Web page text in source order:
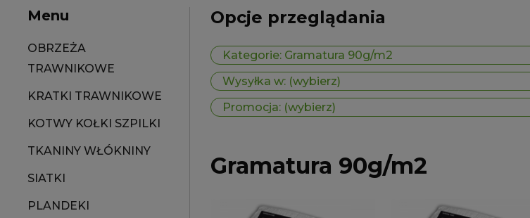
Menu
OBRZEŻA
TRAWNIKOWE
KRATKI TRAWNIKOWE
KOTWY KOŁKI SZPILKI
TKANINY WŁÓKNINY
SIATKI
PLANDEKI
Opcje przeglądania
Kategorie: Gramatura 90g/m2
Wysyłka w: (wybierz)
Promocja: (wybierz)
Gramatura 90g/m2